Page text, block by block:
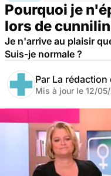
Pourquoi je
lors de
Je n'arrive au plaisir
Suis-je normale ?
Par La
Mis à jour le 12/